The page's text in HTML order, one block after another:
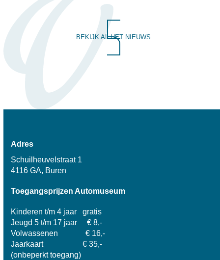
BEKIJK AL HET NIEUWS
Adres
Schuilheuvelstraat 1
4116 GA, Buren
Toegangsprijzen Automuseum
Kinderen t/m 4 jaar gratis
Jeugd 5 t/m 17 jaar € 8,-
Volwassenen € 16,-
Jaarkaart € 35,-
(onbeperkt toegang)